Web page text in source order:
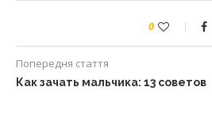
0
Попередня стаття
Как зачать мальчика: 13 советов